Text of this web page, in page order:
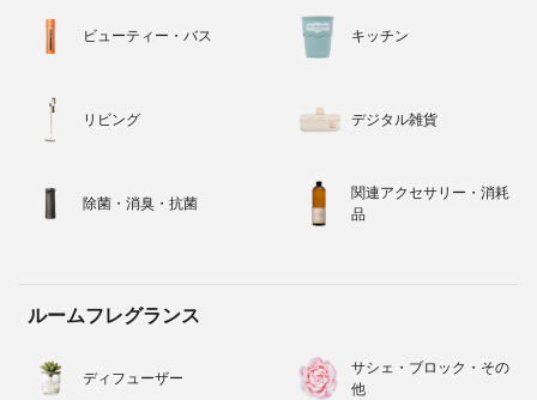
ビューティー・バス キッチン
リビング デジタル雑貨
除菌・消臭・抗菌
関連アクセサリー・消耗
品
ルームフレグランス
ディフューザー
サシェ・ブロック・その
他